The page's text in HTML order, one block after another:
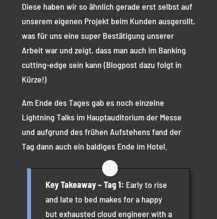
Diese haben wir so ähnlich gerade erst selbst auf
unserem eigenen Projekt beim Kunden ausgerollt,
was für uns eine super Bestätigung unserer
Arbeit war und zeigt, dass man auch im Banking
cutting-edge sein kann (Blogpost dazu folgt in
Kürze!)
Am Ende des Tages gab es noch einzelne
Lightning Talks im Hauptauditorium der Messe
und aufgrund des frühen Aufstehens fand der
Tag dann auch ein baldiges Ende im Hotel.
Key Takeaway – Tag 1: Early to rise
and late to bed makes for a happy
but exhausted cloud engineer with a